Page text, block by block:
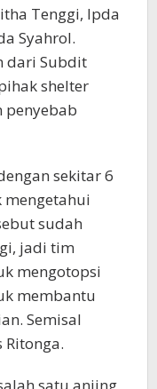
Tenggi, Ipda
Syahrol.
dari Subdit
shelter
penyebab
sekitar 6
sudah
jadi tim
mengotopsi
membantu
Semisal
Ritonga.
satu anjing